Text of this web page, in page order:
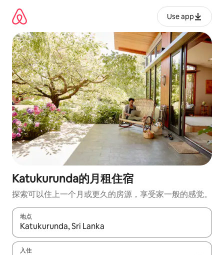
Use app
Katukurunda的月租住宿
探索可以住上一个月或更久的房源，享受家一般的感觉。
地点
如有搜索结果，请使用上下方向键查看，或通过点击或滑动手势
入住